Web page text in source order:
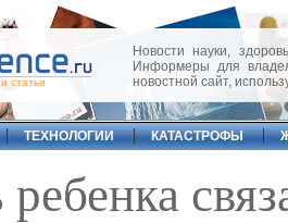
статьи
Новости науки,
Информеры для
новостной сайт,
ТЕХНОЛОГИИ КАТАСТРОФЫ